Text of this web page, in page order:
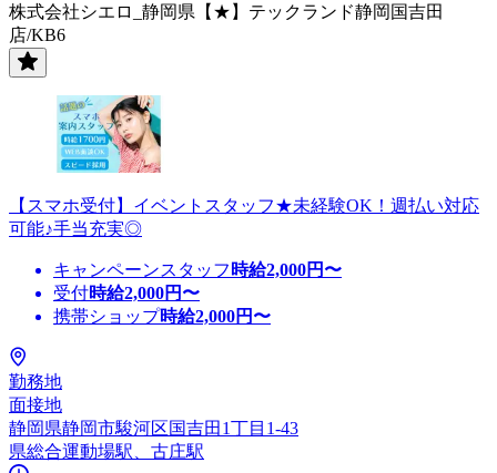
株式会社シエロ_静岡県【★】テックランド静岡国吉田
店/KB6
【スマホ受付】イベントスタッフ★未経験OK！週払い対応
可能♪手当充実◎
キャンペーンスタッフ 時給2,000円〜
受付時給2,000円〜
携帯ショップ時給2,000円〜
勤務地
面接地
静岡県静岡市駿河区国吉田1丁目1-43
県総合運動場駅、古庄駅